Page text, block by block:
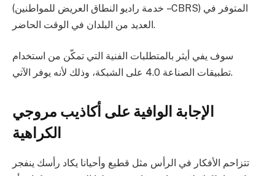
(خدمة راديو النطاق العريض للمواطنين – CBRS) المتوفر في
العديد من البلدان في الوقت الحاضر.
سوف يفي أيثر بالمتطلبات الفنية التي تمكّن من استخدام
تطبيقات الصناعة 4.0 على الشبكة، وذلك لأنه يوفر الآتي.
الإجابة الوافية على أكاذيب مروجي
الكراهية
تتزاحم الأفكار في الرأس مثل قطيع وأحيانا يكاد رأسك ينفجر